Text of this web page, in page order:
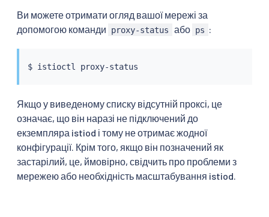
Ви можете отримати огляд вашої мережі за
допомогою команди
proxy-status або ps :
$ istioctl
Якщо у виведеному списку відсутній проксі, це
означає, що він наразі не підключений до
екземпляра istiod і тому не отримає жодної
конфігурації. Крім того, якщо він позначений як
застарілий, це, ймовірно, свідчить про проблеми з
мережею або необхідність масштабування istiod.